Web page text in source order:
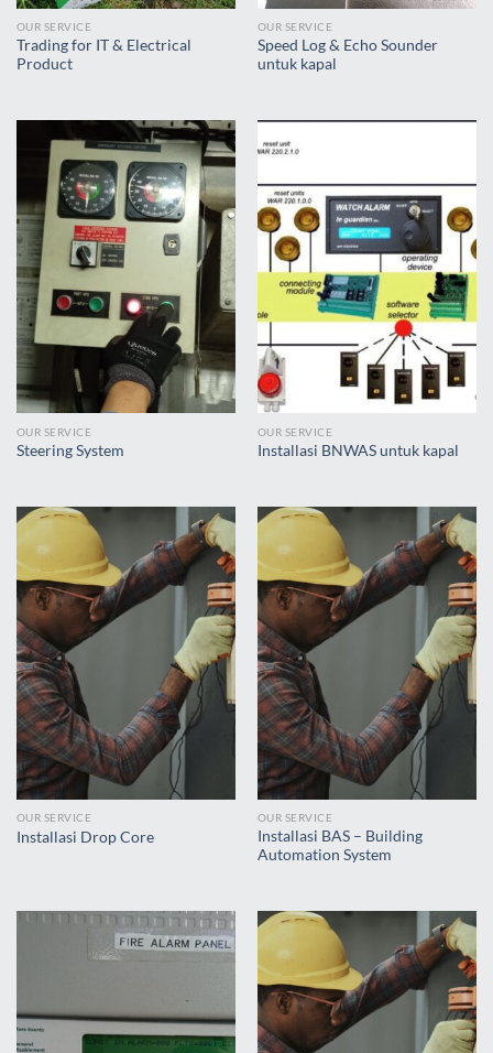
OUR SERVICE
Trading for IT & Electrical
Product
OUR SERVICE
Speed Log & Echo Sounder
untuk kapal
OUR SERVICE
Steering System
OUR SERVICE
Installasi BNWAS untuk kapal
OUR SERVICE
Installasi Drop Core
OUR SERVICE
Installasi BAS – Building
Automation System